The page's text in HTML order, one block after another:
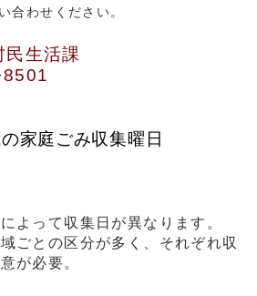
合わせください。
生活課
家庭ごみ収集曜日
よって収集日が異なります。
ごとの区分が多く、それぞれ収
が必要。